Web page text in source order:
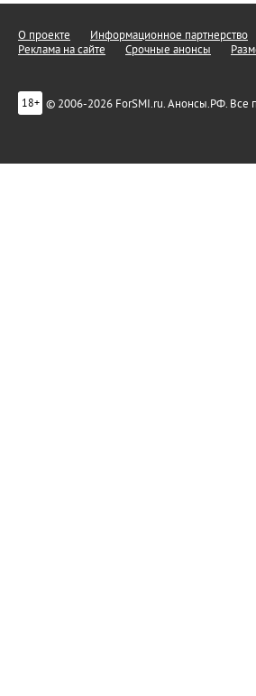
О проекте Информационное партнерство
Реклама на сайте
Срочные анонсы
18+ © 2006-2026 ForSMI.ru. Анонсы.РФ. Все